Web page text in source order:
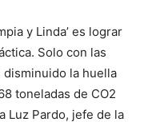
y Linda’ es lograr
Solo con las
la huella
toneladas de CO2
Luz Pardo, jefe de la